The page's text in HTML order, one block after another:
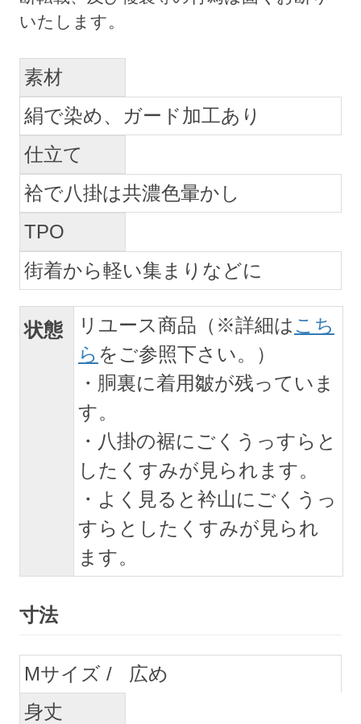
素材
絹で染め、ガード加工あり
仕立て
袷で八掛は共濃色暈かし
TPO
街着から軽い集まりなどに
状態 リユース商品（※詳細は こち
ら をご参照下さい。）
・胴裏に着用皺が残っていま
す。
・八掛の裾にごくうっすらと
したくすみが見られます。
・よく見ると衿山にごくうっ
すらとしたくすみが見られ
ます。
寸法
M
広め
身丈